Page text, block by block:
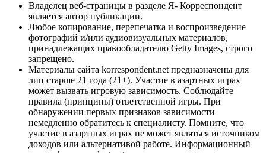
Владелец веб-страницы в разделе Я- Корреспондент
является автор публикации.
Любое копирование, перепечатка и воспроизведение
фотографий и/или аудиовизуальных материалов,
принадлежащих правообладателю Getty Images, строго
запрещено.
Материалы сайта korrespondent.net предназначены для
лиц старше 21 года (21+). Участие в азартных играх
может вызвать игровую зависимость. Соблюдайте
правила (принципы) ответственной игры. При
обнаружении первых признаков зависимости
немедленно обратитесь к специалисту. Помните, что
участие в азартных играх не может являться источником
доходов или альтернативой работе. Информационный